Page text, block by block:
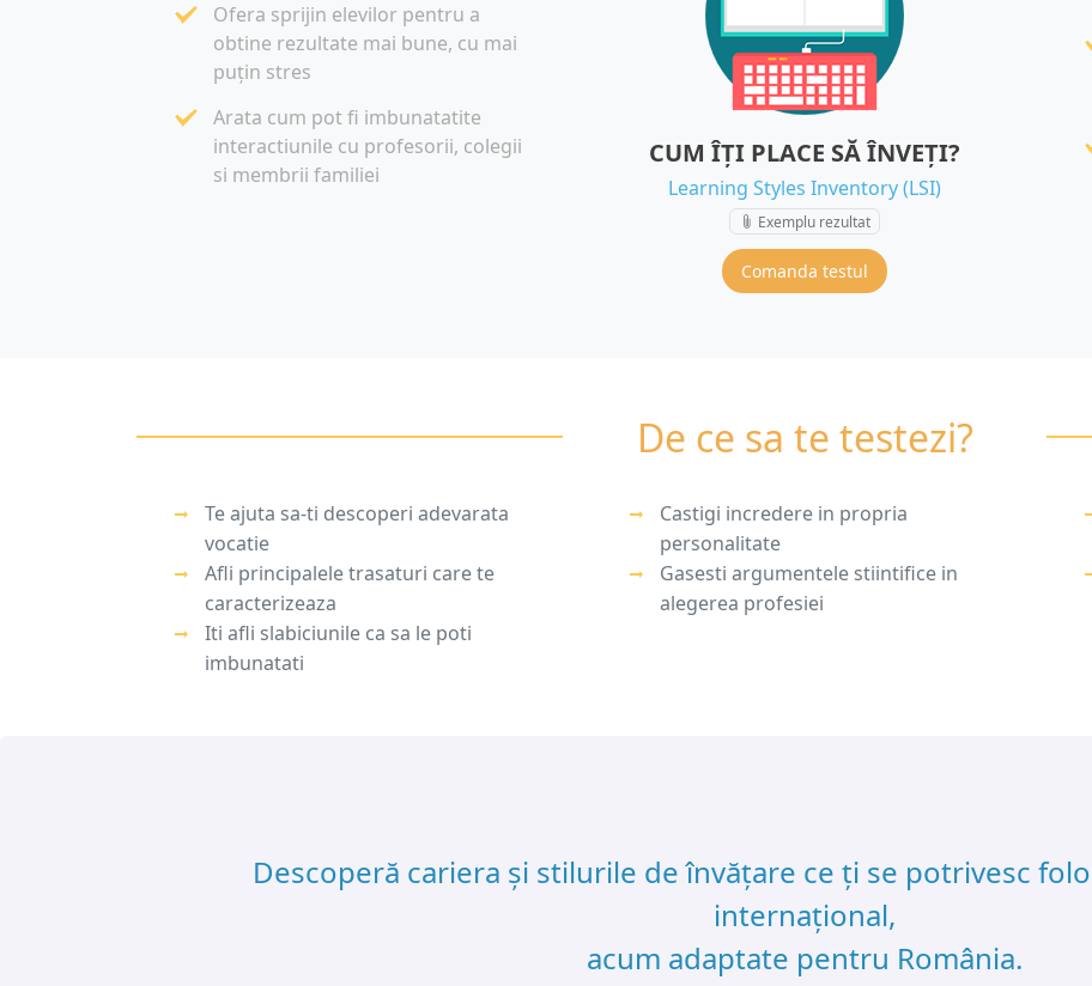
CUM ÎȚI PLACE SĂ ÎNVEȚI?
Learning Styles Inventory (LSI)
Exemplu rezultat
Comanda testul
10 €+ TVA
Ofera sprijin elevilor pentru a
obtine rezultate mai bune, cu mai
puțin stres
Arata cum pot fi imbunatatite
interactiunile cu profesorii, colegii
si membrii familiei
De ce sa te testezi?
Te ajuta sa-ti descoperi adevarata
vocatie
Afli principalele trasaturi care te
caracterizeaza
Iti afli slabiciunile ca sa le poti
imbunatati
Castigi incredere in propria
personalitate
Gasesti argumentele stiintifice in
alegerea profesiei
Descoperă cariera și stilurile de învățare ce ți se potrivesc
internațional,
acum adaptate pentru România.